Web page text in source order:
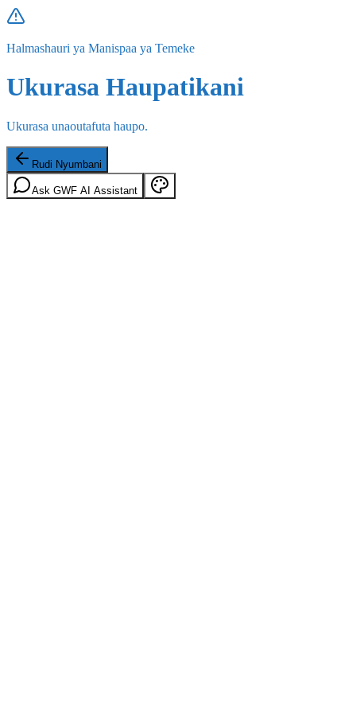
Halmashauri ya Manispaa ya Temeke
Ukurasa Haupatikani
Ukurasa unaoutafuta haupo.
Rudi Nyumbani
Ask GWF AI Assistant